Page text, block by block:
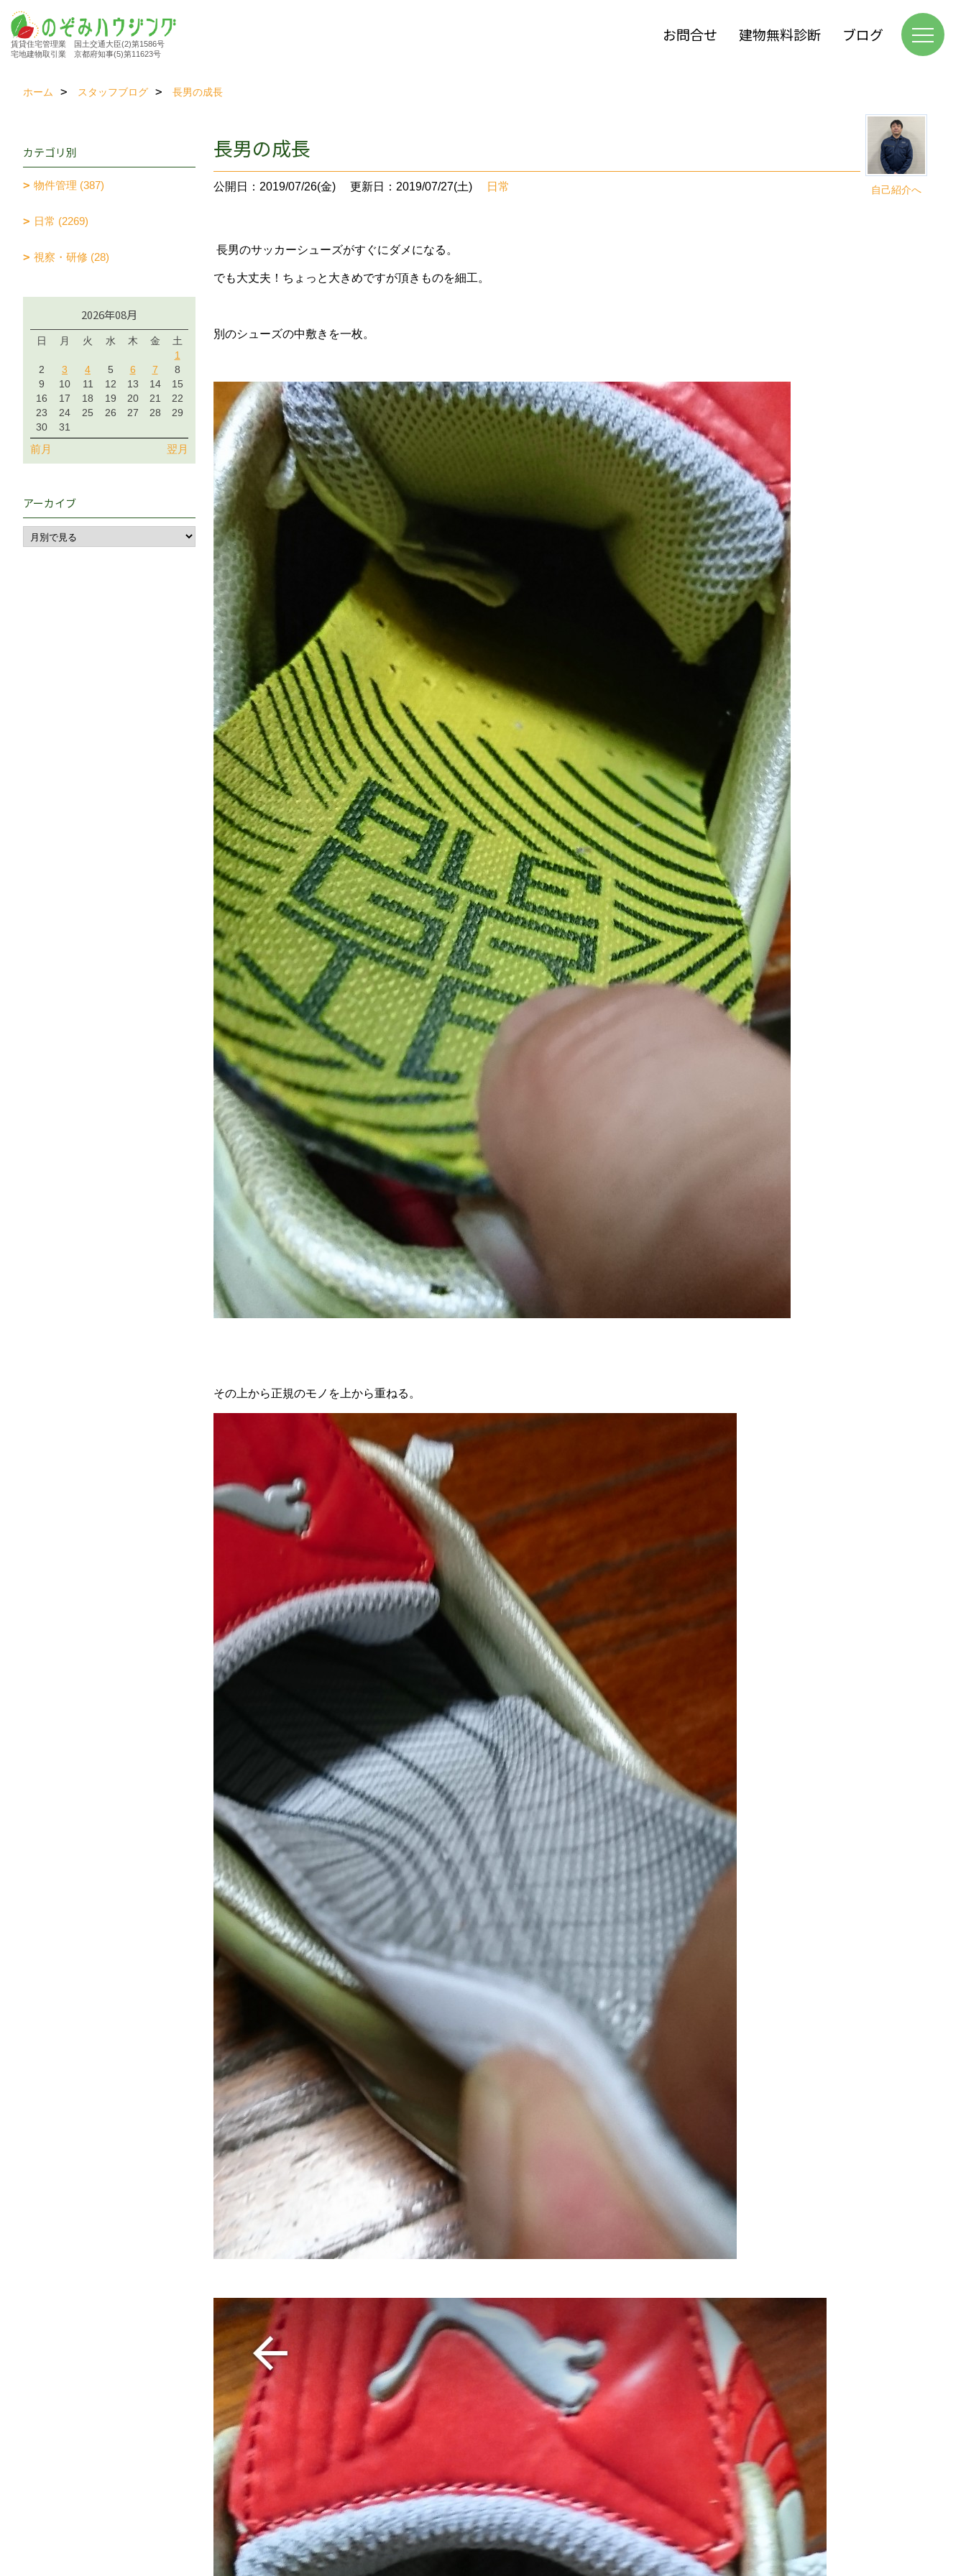
賃貸住宅管理業 国土交通大臣(2)第1586号
宅地建物取引業 京都府知事(5)第11623号
お問合せ 建物無料診断 ブログ
ホーム スタッフブログ 長男の成長
自己紹介へ
長男の成長
公開日：2019/07/26(金) 更新日：2019/07/27(土) 日常
長男のサッカーシューズがすぐにダメになる。
でも大丈夫！ちょっと大きめですが頂きものを細工。
別のシューズの中敷きを一枚。
その上から正規のモノを上から重ねる。
カテゴリ別
物件管理 (387)
日常 (2269)
視察・研修 (28)
2026年08月
日 月 火 水 木 金
土
1
2
3 4 5 6 7
8
9
10 11 12 13 14
15
16
17 18 19 20 21
22
23
24 25 26 27 28
29
30
31
前月 翌月
アーカイブ